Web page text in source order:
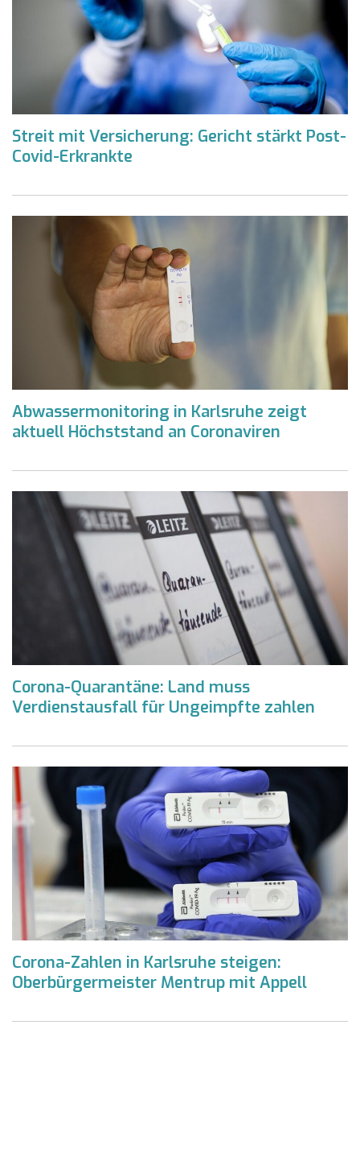
Streit mit Versicherung: Gericht stärkt Post-
Covid-Erkrankte
Abwassermonitoring in Karlsruhe zeigt
aktuell Höchststand an Coronaviren
Corona-Quarantäne: Land muss
Verdienstausfall für Ungeimpfte zahlen
Corona-Zahlen in Karlsruhe steigen:
Oberbürgermeister Mentrup mit Appell